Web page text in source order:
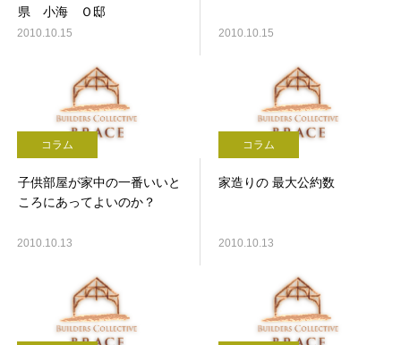
県 小海 Ｏ邸
2010.10.15 2010.10.15
コラム
子供部屋が家中の一番いいと
ころにあってよいのか？
2010.10.13
コラム
家造りの 最大公約数
2010.10.13